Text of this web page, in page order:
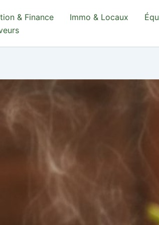
& Finance Immo & Locaux